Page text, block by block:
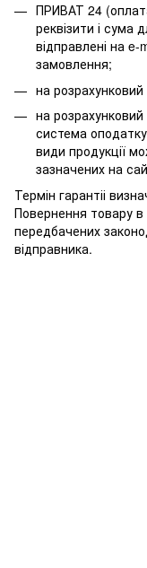
ПРИВАТ 24
реквізити і сума
відправлені на
замовлення;
на
на
система
види продукції
зазначених на
Термін гарантіі
Повернення товару в
передбачених
відправника.